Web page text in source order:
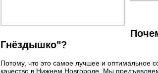
Гнёздышко"?
Потому, что это самое лучшее и оптимальное
качество в Нижнем Новгороде. Мы